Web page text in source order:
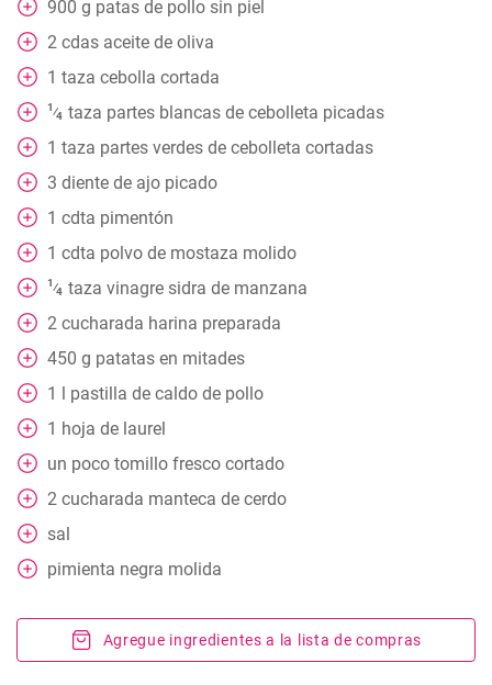
900 g patas de pollo sin piel
2 cdas aceite de oliva
1 taza cebolla cortada
1⁄4 taza partes blancas de cebolleta picadas
1 taza partes verdes de cebolleta cortadas
3 diente de ajo picado
1 cdta pimentón
1 cdta polvo de mostaza molido
1⁄4 taza vinagre sidra de manzana
2 cucharada harina preparada
450 g patatas en mitades
1 l pastilla de caldo de pollo
1 hoja de laurel
un poco tomillo fresco cortado
2 cucharada manteca de cerdo
sal
pimienta negra molida
Agregue ingredientes a la lista de compras